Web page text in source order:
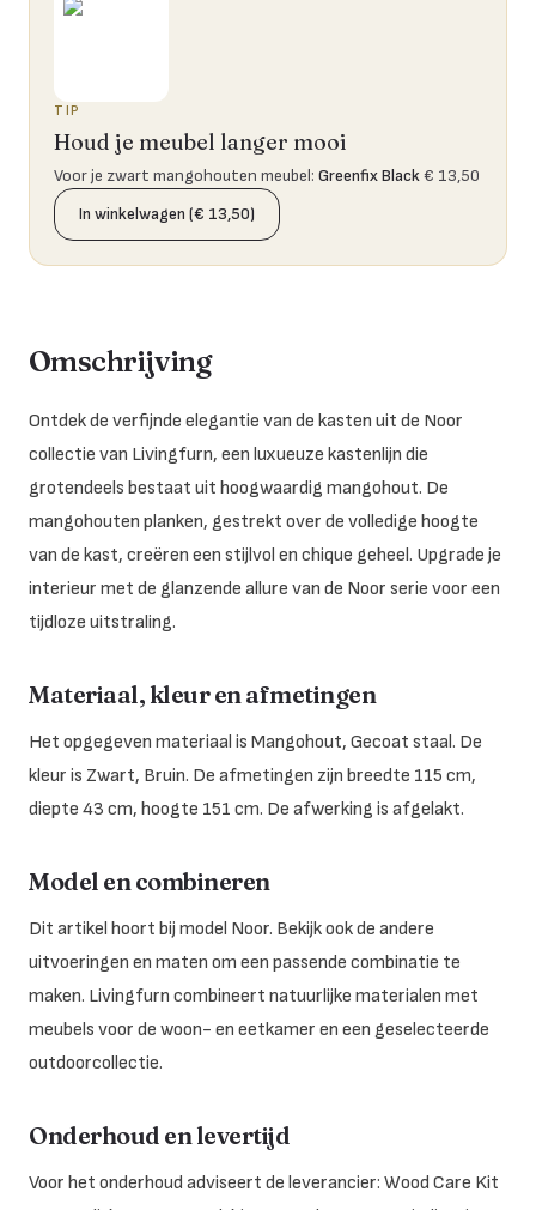
TIP
Houd je meubel langer mooi
Voor je zwart mangohouten meubel: Greenfix Black€ 13,50
In winkelwagen (€ 13,50)
Omschrijving
Ontdek de verfijnde elegantie van de kasten uit de Noor
collectie van Livingfurn, een luxueuze kastenlijn die
grotendeels bestaat uit hoogwaardig mangohout. De
mangohouten planken, gestrekt over de volledige hoogte
van de kast, creëren een stijlvol en chique geheel. Upgrade je
interieur met de glanzende allure van de Noor serie voor een
tijdloze uitstraling.
Materiaal, kleur en afmetingen
Het opgegeven materiaal is Mangohout, Gecoat staal. De
kleur is Zwart, Bruin. De afmetingen zijn breedte 115 cm,
diepte 43 cm, hoogte 151 cm. De afwerking is afgelakt.
Model en combineren
Dit artikel hoort bij model Noor. Bekijk ook de andere
uitvoeringen en maten om een passende combinatie te
maken. Livingfurn combineert natuurlijke materialen met
meubels voor de woon- en eetkamer en een geselecteerde
outdoorcollectie.
Onderhoud en levertijd
Voor het onderhoud adviseert de leverancier: Wood Care Kit